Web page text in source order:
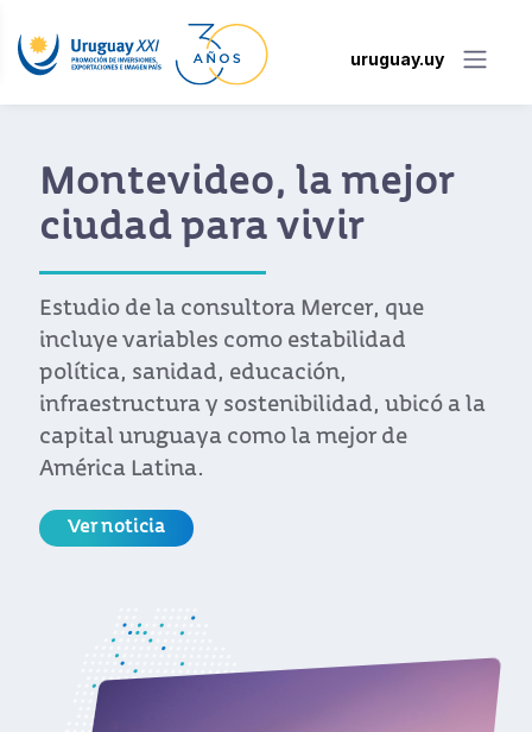
uruguay.uy
Montevideo, la mejor
ciudad para vivir
Estudio de la consultora Mercer, que
incluye variables como estabilidad
política, sanidad, educación,
infraestructura y sostenibilidad, ubicó a la
capital uruguaya como la mejor de
América Latina.
Ver noticia